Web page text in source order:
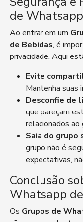
de Whatsapp
Ao entrar em um
de Bebidas, é
privacidade. Aqui
Evite
Mantenha suas
Desconfie de
que pareçam
relacionados ao
Saia do grupo
grupo não é
expectativas,
Conclusão
Whatsapp
Os Grupos de